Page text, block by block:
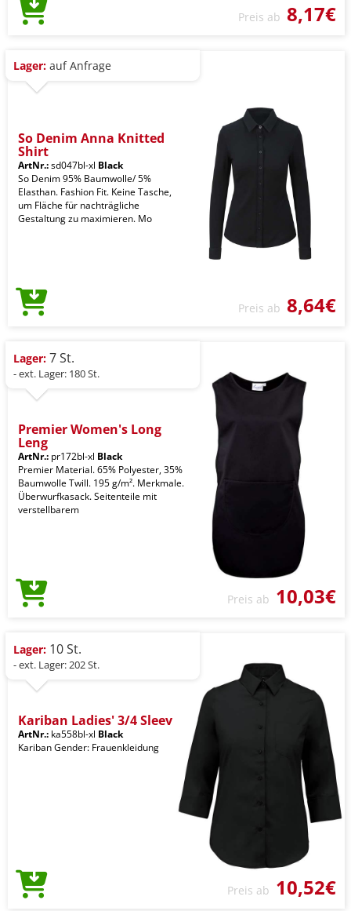
Preis ab 8,17€
Lager: auf Anfrage
So Denim Anna Knitted
Shirt
ArtNr.:sd047bl-xl Black
So Denim 95% Baumwolle/ 5%
Elasthan. Fashion Fit. Keine Tasche,
um Fläche für nachträgliche
Gestaltung zu maximieren. Mo
Preis ab 8,64€
Lager: 7 St.
- ext. Lager: 180 St.
Premier Women's Long
Leng
ArtNr.: pr172bl-xl Black
Premier Material. 65% Polyester, 35%
Baumwolle Twill. 195 g/m². Merkmale.
Überwurfkasack. Seitenteile mit
verstellbarem
Preis ab 10,03€
Lager: 10 St.
- ext. Lager: 202 St.
Kariban Ladies' 3/4 Sleev
ArtNr.: ka558bl-xl Black
Kariban Gender: Frauenkleidung
Preis ab 10,52€